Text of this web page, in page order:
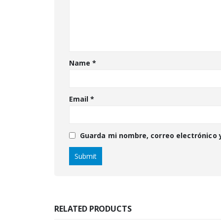
Name*
Email*
Guarda mi nombre, correo
RELATED PRODUCTS